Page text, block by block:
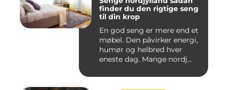
finder du den rigtige seng
til din krop
En god seng er mere end et
møbel. Den påvirker energi,
humør og helbred hver
eneste dag. Mange nordj...